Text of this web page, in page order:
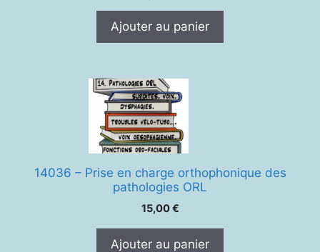
Ajouter au panier
14036 – Prise en charge orthophonique des
pathologies ORL
15,00€
Ajouter au panier